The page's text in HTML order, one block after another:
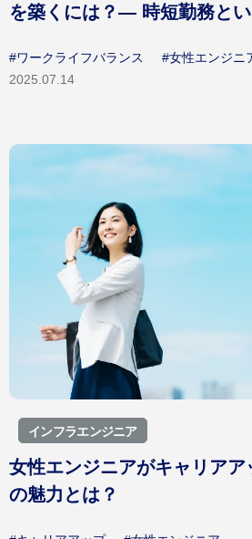
を築くには？― 時短勤務と
#ワークライフバランス
#女性エンジニ
2025.07.14
インフラエンジニア
女性エンジニアがキャリア
の魅力とは？